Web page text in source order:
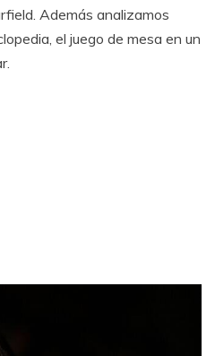
Además analizamos
el juego de mesa en un